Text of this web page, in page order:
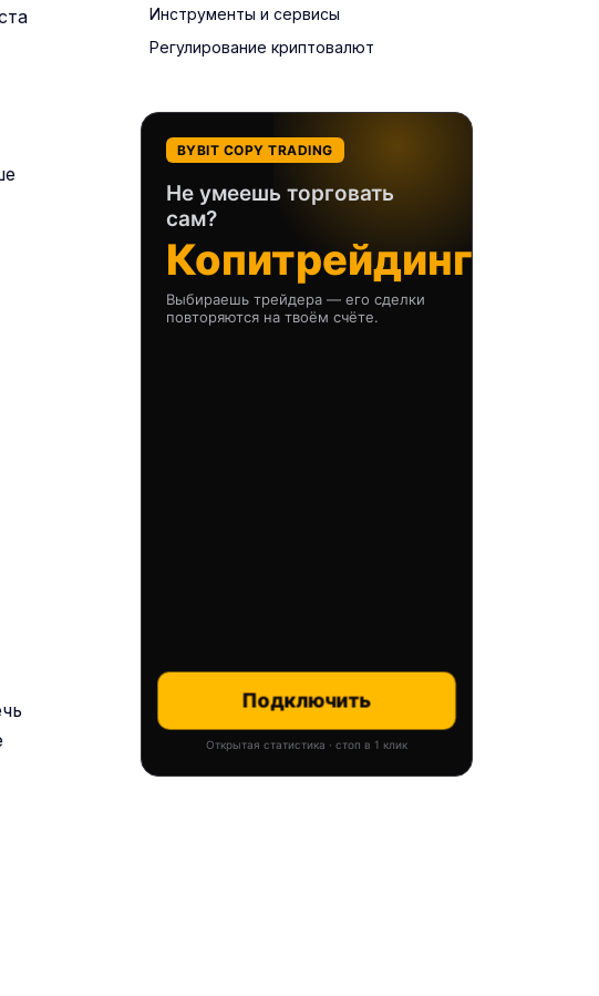
Инструменты и сервисы
Регулирование криптовалют
BYBIT COPY TRADING
Не умеешь торговать
сам?
Копитрейдинг
Выбираешь трейдера — его сделки
повторяются на твоём счёте.
Подключить
Открытая статистика · стоп в 1 клик